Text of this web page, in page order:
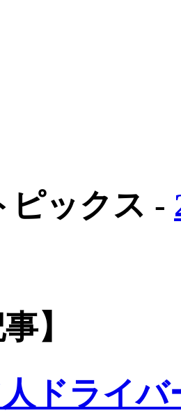
ックス -
】
人ドライ